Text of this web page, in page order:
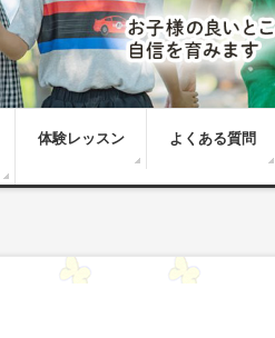
体験レッスン よくある質問